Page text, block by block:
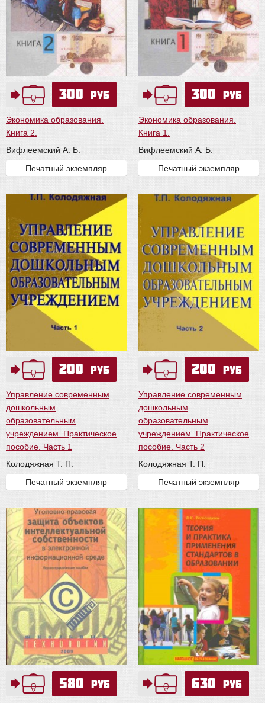
300 руб
Экономика образования.
Книга 2.
Вифлеемский А. Б.
Печатный экземпляр
300 руб
Экономика образования.
Книга 1.
Вифлеемский А. Б.
Печатный экземпляр
200 руб
Управление современным
дошкольным
образовательным
учреждением. Практическое
пособие. Часть 1
Колодяжная Т. П.
Печатный экземпляр
200 руб
Управление современным
дошкольным
образовательным
учреждением. Практическое
пособие. Часть 2
Колодяжная Т. П.
Печатный экземпляр
580 руб 630 руб